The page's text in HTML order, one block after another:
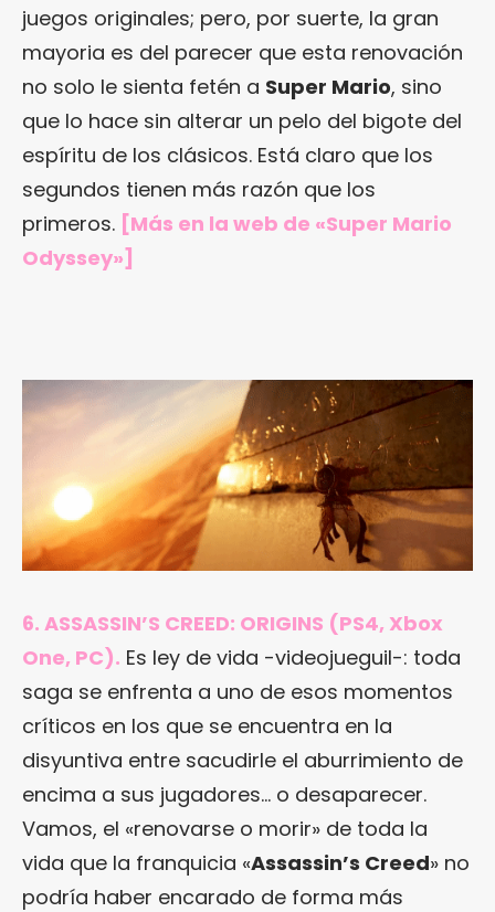
juegos originales; pero, por suerte, la gran
mayoria es del parecer que esta renovación
no solo le sienta fetén a Super Mario, sino
que lo hace sin alterar un pelo del bigote del
espíritu de los clásicos. Está claro que los
segundos tienen más razón que los
primeros. [Más en la web de «Super Mario
Odyssey»]
6. ASSASSIN’S CREED: ORIGINS (PS4, Xbox
One, PC). Es ley de vida -videojueguil-: toda
saga se enfrenta a uno de esos momentos
críticos en los que se encuentra en la
disyuntiva entre sacudirle el aburrimiento de
encima a sus jugadores… o desaparecer.
Vamos, el «renovarse o morir» de toda la
vida que la franquicia «Assassin’s Creed» no
podría haber encarado de forma más